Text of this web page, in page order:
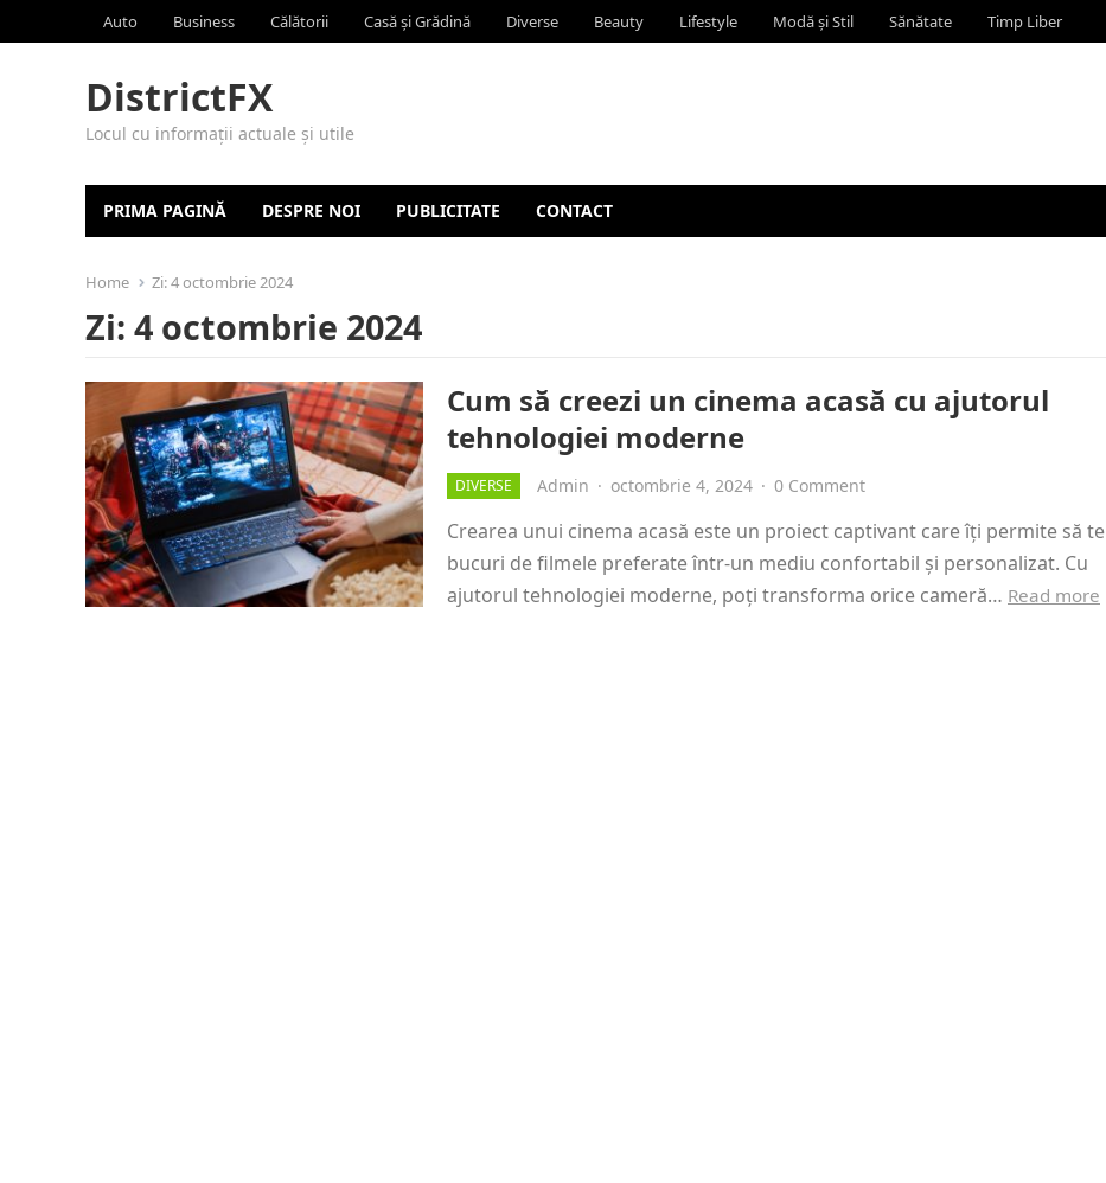
Auto Business Călătorii Casă și Grădină Diverse Beauty Lifestyle Modă și Stil Sănătate Timp Liber
DistrictFX
Locul cu informații actuale și utile
PRIMA PAGINĂ DESPRE NOI PUBLICITATE CONTACT
Home Zi:4 octombrie 2024
Zi: 4 octombrie 2024
Cum să creezi un cinema acasă cu ajutorul
tehnologiei moderne
DIVERSE Admin · octombrie 4, 2024 · 0 Comment
Crearea unui cinema acasă este un proiect captivant care îți permite să te
bucuri de filmele preferate într-un mediu confortabil și personalizat. Cu
ajutorul tehnologiei moderne, poți transforma orice cameră… Read more